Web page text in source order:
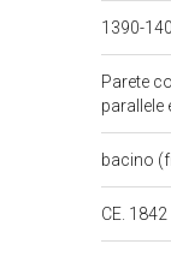
1390-
Parete
parallele
bacino
CE. 1842